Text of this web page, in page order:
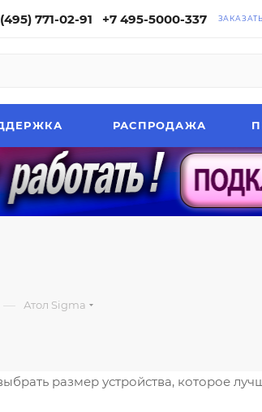
771-02-91 +7 495-5000-337
РАСПРОДАЖА
— Атол Sigma
размер устройства, которое